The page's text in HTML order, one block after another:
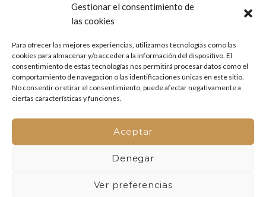
Gestionar el consentimiento de
las cookies
Para ofrecer las mejores experiencias, utilizamos tecnologías como las
cookies para almacenar y/o acceder a la información del dispositivo. El
consentimiento de estas tecnologías nos permitirá procesar datos como el
comportamiento de navegación o las identificaciones únicas en este sitio.
No consentir o retirar el consentimiento, puede afectar negativamente a
ciertas características y funciones.
Aceptar
Denegar
Ver preferencias
Restauración de un portón de madera en Onda: tradición
Mueble de baño a medida con acabado en nogal
Un rincón de estudio único: restauración y carpintería a
Restauración de una Capelleta de Visita Domiciliaria: Un